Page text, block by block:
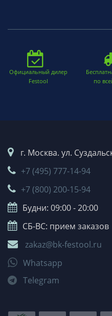
Официальный дилер
Festool
по
г. Москва. ул.
+7 (495) 777-14-94
+7 (800) 200-15-94
Будни: 09:00 - 20:00
СБ-ВС: прием заказов
zakaz@bk-festool.ru
Whatsapp
Telegram